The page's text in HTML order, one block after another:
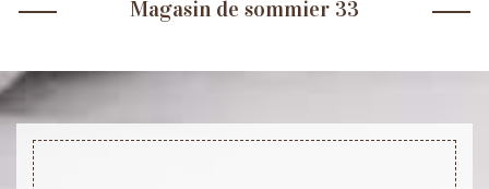
Magasin de sommier 33